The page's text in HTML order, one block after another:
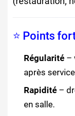
⭐ Points
Régularité –
après
Rapidité –
en salle.